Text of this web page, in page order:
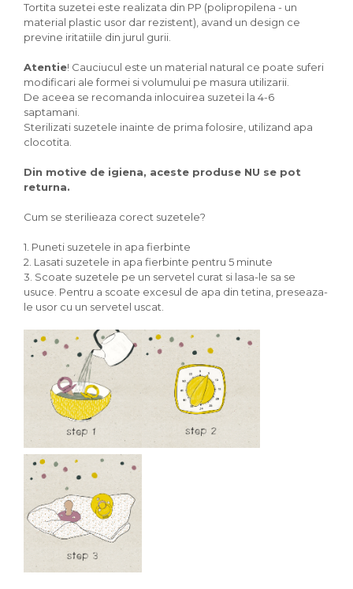
Tortita suzetei este realizata din PP (polipropilena - un
material plastic usor dar rezistent), avand un design ce
previne iritatiile din jurul gurii.
Atentie! Cauciucul este un material natural ce poate suferi
modificari ale formei si volumului pe masura utilizarii.
De aceea se recomanda inlocuirea suzetei la 4-6
saptamani.
Sterilizati suzetele inainte de prima folosire, utilizand apa
clocotita.
Din motive de igiena, aceste produse NU se pot
returna.
Cum se sterilieaza corect suzetele?
1. Puneti suzetele in apa fierbinte
2. Lasati suzetele in apa fierbinte pentru 5 minute
3. Scoate suzetele pe un servetel curat si lasa-le sa se
usuce. Pentru a scoate excesul de apa din tetina, preseaza-
le usor cu un servetel uscat.